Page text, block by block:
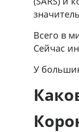
Всего в
Сейчас
У